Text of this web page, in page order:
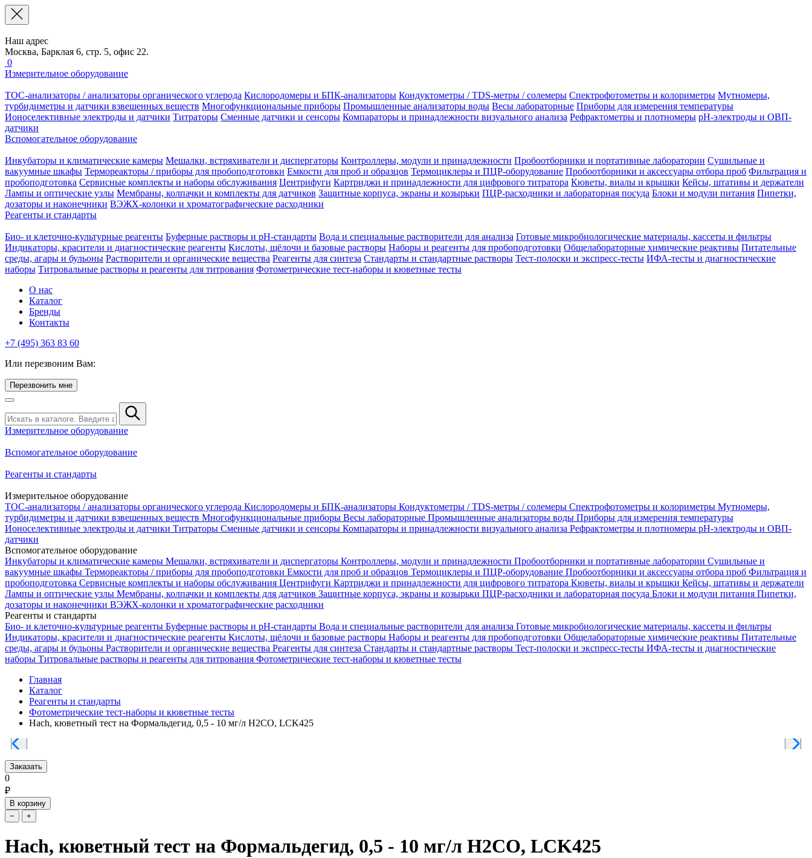
Наш адрес
Москва, Барклая 6, стр. 5, офис 22.
0
Измерительное оборудование
TOC-анализаторы / анализаторы органического углерода Кислородомеры и БПК-анализаторы Кондуктометры / TDS-метры / солемеры Спектрофотометры и колориметры Мутномеры,
турбидиметры и датчики взвешенных веществ Многофункциональные приборы Промышленные анализаторы воды Весы лабораторные Приборы для измерения температуры
Ионоселективные электроды и датчики Титраторы Сменные датчики и сенсоры Компараторы и принадлежности визуального анализа Рефрактометры и плотномеры pH-электроды и ОВП-
датчики
Вспомогательное оборудование
Инкубаторы и климатические камеры Мешалки, встряхиватели и диспергаторы Контроллеры, модули и принадлежности Пробоотборники и портативные лаборатории Сушильные и
вакуумные шкафы Термореакторы / приборы для пробоподготовки Емкости для проб и образцов Термоциклеры и ПЦР-оборудование Пробоотборники и аксессуары отбора проб Фильтрация и
пробоподготовка Сервисные комплекты и наборы обслуживания Центрифуги Картриджи и принадлежности для цифрового титратора Кюветы, виалы и крышки Кейсы, штативы и держатели
Лампы и оптические узлы Мембраны, колпачки и комплекты для датчиков Защитные корпуса, экраны и козырьки ПЦР-расходники и лабораторная посуда Блоки и модули питания Пипетки,
дозаторы и наконечники ВЭЖХ-колонки и хроматографические расходники
Реагенты и стандарты
Био- и клеточно-культурные реагенты Буферные растворы и pH-стандарты Вода и специальные растворители для анализа Готовые микробиологические материалы, кассеты и фильтры
Индикаторы, красители и диагностические реагенты Кислоты, щёлочи и базовые растворы Наборы и реагенты для пробоподготовки Общелабораторные химические реактивы Питательные
среды, агары и бульоны Растворители и органические вещества Реагенты для синтеза Стандарты и стандартные растворы Тест-полоски и экспресс-тесты ИФА-тесты и диагностические
наборы Титровальные растворы и реагенты для титрования Фотометрические тест-наборы и кюветные тесты
О нас
Каталог
Бренды
Контакты
+7 (495) 363 83 60
Или перезвоним Вам:
Перезвонить мне
Измерительное оборудование
Вспомогательное оборудование
Реагенты и стандарты
Измерительное оборудование
TOC-анализаторы / анализаторы органического углерода Кислородомеры и БПК-анализаторы Кондуктометры / TDS-метры / солемеры Спектрофотометры и колориметры Мутномеры,
турбидиметры и датчики взвешенных веществ Многофункциональные приборы Весы лабораторные Промышленные анализаторы воды Приборы для измерения температуры
Ионоселективные электроды и датчики Титраторы Сменные датчики и сенсоры Компараторы и принадлежности визуального анализа Рефрактометры и плотномеры pH-электроды и ОВП-
датчики
Вспомогательное оборудование
Инкубаторы и климатические камеры Мешалки, встряхиватели и диспергаторы Контроллеры, модули и принадлежности Пробоотборники и портативные лаборатории Сушильные и
вакуумные шкафы Термореакторы / приборы для пробоподготовки Емкости для проб и образцов Термоциклеры и ПЦР-оборудование Пробоотборники и аксессуары отбора проб Фильтрация и
пробоподготовка Сервисные комплекты и наборы обслуживания Центрифуги Картриджи и принадлежности для цифрового титратора Кюветы, виалы и крышки Кейсы, штативы и держатели
Лампы и оптические узлы Мембраны, колпачки и комплекты для датчиков Защитные корпуса, экраны и козырьки ПЦР-расходники и лабораторная посуда Блоки и модули питания Пипетки,
дозаторы и наконечники ВЭЖХ-колонки и хроматографические расходники
Реагенты и стандарты
Био- и клеточно-культурные реагенты Буферные растворы и pH-стандарты Вода и специальные растворители для анализа Готовые микробиологические материалы, кассеты и фильтры
Индикаторы, красители и диагностические реагенты Кислоты, щёлочи и базовые растворы Наборы и реагенты для пробоподготовки Общелабораторные химические реактивы Питательные
среды, агары и бульоны Растворители и органические вещества Реагенты для синтеза Стандарты и стандартные растворы Тест-полоски и экспресс-тесты ИФА-тесты и диагностические
наборы Титровальные растворы и реагенты для титрования Фотометрические тест-наборы и кюветные тесты
Главная
Каталог
Реагенты и стандарты
Фотометрические тест-наборы и кюветные тесты
Hach, кюветный тест на Формальдегид, 0,5 - 10 мг/л H2CO, LCK425
Заказать
0
₽
В корзину
−
+
Hach, кюветный тест на Формальдегид, 0,5 - 10 мг/л H2CO, LCK425